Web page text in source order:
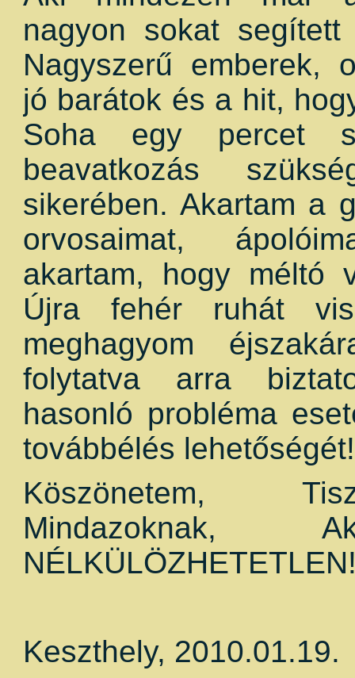
nagyon sokat
Nagyszerű emberek,
jó barátok és a hit,
Soha egy percet
beavatkozás
sikerében. Akartam a
orvosaimat,
akartam, hogy méltó
Újra fehér ruhát
meghagyom
folytatva arra
hasonló probléma
továbbélés lehetőségét!
Köszönetem,
Mindazoknak,
Keszthely, 2010.01.19.